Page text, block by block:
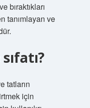
bıraktıkları
tanımlayan ve
tatların
için